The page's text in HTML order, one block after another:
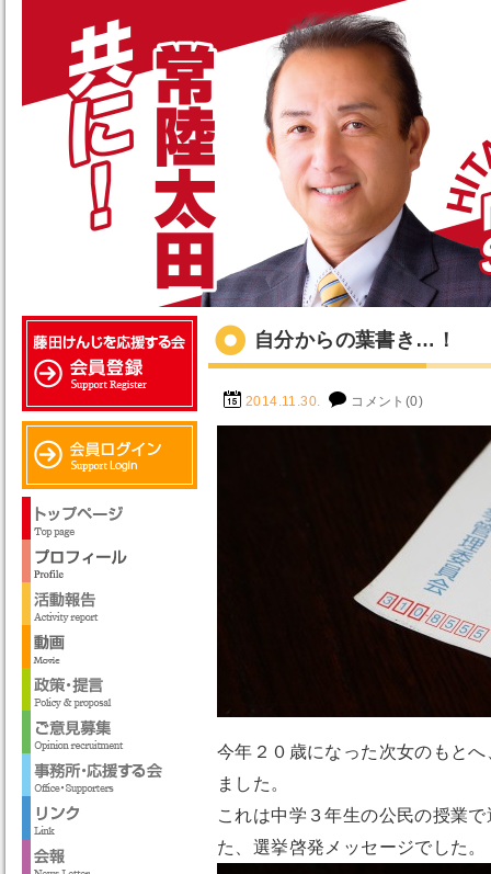
自分からの葉書き…！
2014.11.30. コメント(0)
今年２０歳になった次女のもと
ました。
これは中学３年生の公民の授業
た、選挙啓発メッセージでした。